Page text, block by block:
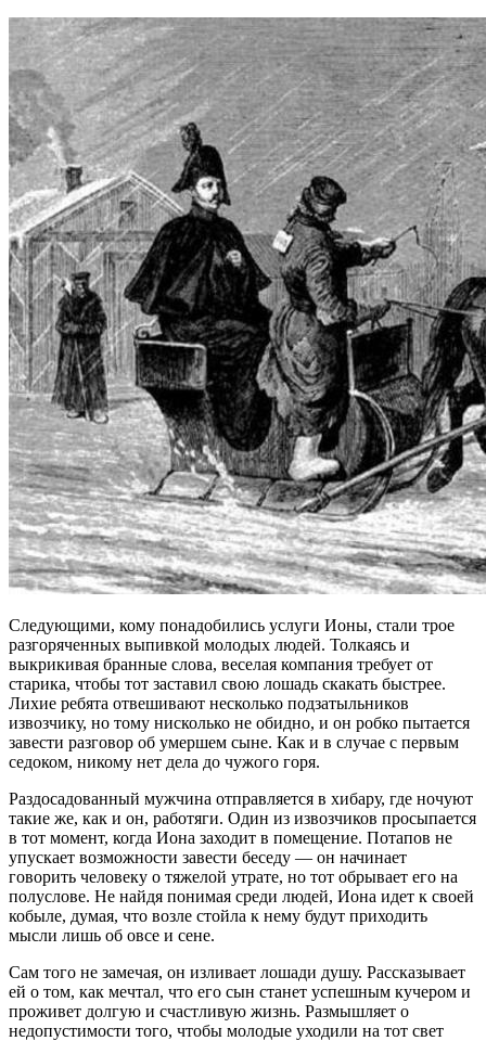
Следующими, кому понадобились услуги Ионы, стали трое
разгоряченных выпивкой молодых людей. Толкаясь и
выкрикивая бранные слова, веселая компания требует от
старика, чтобы тот заставил свою лошадь скакать быстрее.
Лихие ребята отвешивают несколько подзатыльников
извозчику, но тому нисколько не обидно, и он робко пытается
завести разговор об умершем сыне. Как и в случае с первым
седоком, никому нет дела до чужого горя.
Раздосадованный мужчина отправляется в хибару, где ночуют
такие же, как и он, работяги. Один из извозчиков просыпается
в тот момент, когда Иона заходит в помещение. Потапов не
упускает возможности завести беседу — он начинает
говорить человеку о тяжелой утрате, но тот обрывает его на
полуслове. Не найдя понимая среди людей, Иона идет к своей
кобыле, думая, что возле стойла к нему будут приходить
мысли лишь об овсе и сене.
Сам того не замечая, он изливает лошади душу. Рассказывает
ей о том, как мечтал, что его сын станет успешным кучером и
проживет долгую и счастливую жизнь. Размышляет о
недопустимости того, чтобы молодые уходили на тот свет